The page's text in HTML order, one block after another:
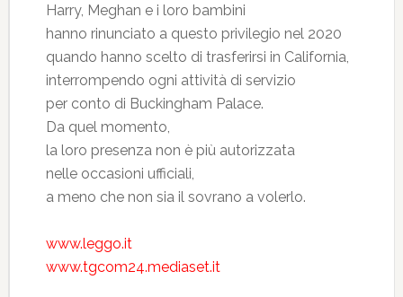
Harry, Meghan e i loro bambini
hanno rinunciato a questo privilegio nel 2020
quando hanno scelto di trasferirsi in California,
interrompendo ogni attività di servizio
per conto di Buckingham Palace.
Da quel momento,
la loro presenza non è più autorizzata
nelle occasioni ufficiali,
a meno che non sia il sovrano a volerlo.
www.leggo.it
www.tgcom24.mediaset.it